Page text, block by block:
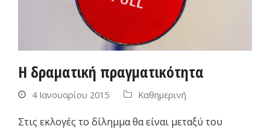
Η δραματική πραγματικότητα
4 Ιανουαρίου 2015 Καθημερινή
Στις εκλογές το δίλημμα θα είναι μεταξύ του